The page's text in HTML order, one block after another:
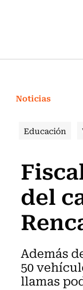
Noticias
Educación
del
Además
50
llamas